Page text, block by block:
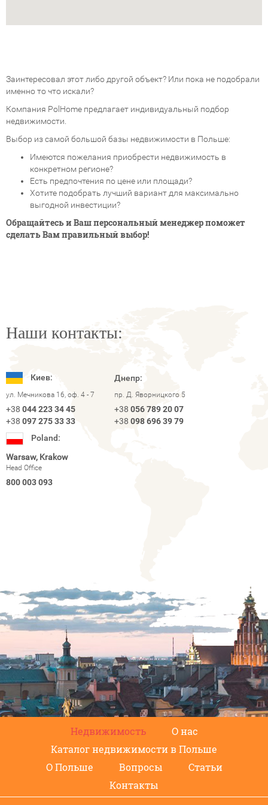
Заинтересовал этот либо другой объект? Или пока не подобрали
именно то что искали?
Компания PolHome предлагает индивидуальный подбор
недвижимости.
Выбор из самой большой базы недвижимости в Польше:
Имеются пожелания приобрести недвижимость в
конкретном регионе?
Есть предпочтения по цене или площади?
Хотите подобрать лучший вариант для максимально
выгодной инвестиции?
Обращайтесь и Ваш персональный менеджер поможет
сделать Вам правильный выбор!
Наши контакты:
Киев:
ул. Мечникова 16, оф. 4 - 7
+38 044 223 34 45
+38 097 275 33 33
Днепр:
пр. Д. Яворницкого 5
+38 056 789 20 07
+38 098 696 39 79
Poland:
Warsaw, Krakow
Head Office
800 003 093
Недвижимость
О нас
Каталог недвижимости в Польше
О Польше
Вопросы
Статьи
Контакты